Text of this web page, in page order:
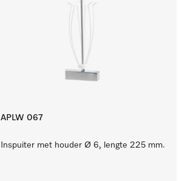
APLW 067
Inspuiter met houder Ø 6, lengte 225 mm.